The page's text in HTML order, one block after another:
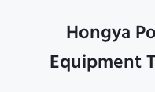
Hongya
Equipment